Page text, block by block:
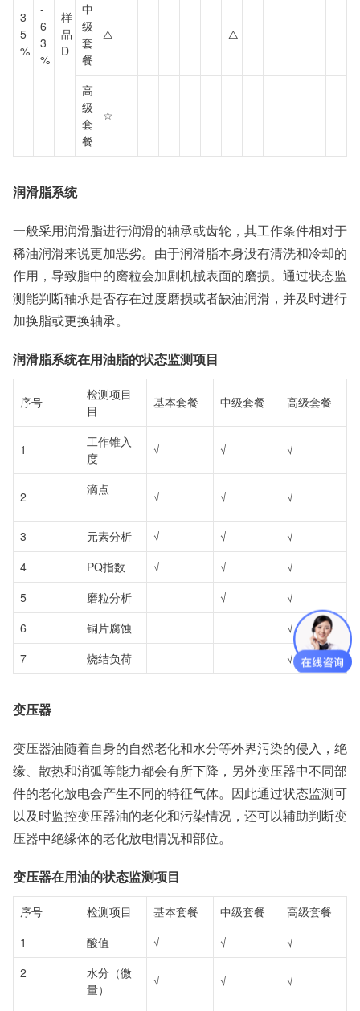
3
5
%
-
6
3
%
样
品
D
中
级
套
餐
△ △
高
级
套
餐
☆
润滑脂系统
一般采用润滑脂进行润滑的轴承或齿轮，其工作条件相对于
稀油润滑来说更加恶劣。由于润滑脂本身没有清洗和冷却的
作用，导致脂中的磨粒会加剧机械表面的磨损。通过状态监
测能判断轴承是否存在过度磨损或者缺油润滑，并及时进行
加换脂或更换轴承。
润滑脂系统在用油脂的状态监测项目
序号
检测项目
目
基本套餐 中级套餐 高级套餐
1
工作锥入
度
√ √ √
2 滴点 √ √ √
3 元素分析 √ √
√
4
PQ指数 √ √
√
5
磨粒分析 √
√
6
铜片腐蚀
√
7
烧结负荷 √
变压器
变压器油随着自身的自然老化和水分等外界污染的侵入，绝
缘、散热和消弧等能力都会有所下降，另外变压器中不同部
件的老化放电会产生不同的特征气体。因此通过状态监测可
以及时监控变压器油的老化和污染情况，还可以辅助判断变
压器中绝缘体的老化放电情况和部位。
变压器在用油的状态监测项目
序号 检测项目 基本套餐 中级套餐
高级套餐
1
酸值 √ √
√
2
水分（微
量）
√ √ √